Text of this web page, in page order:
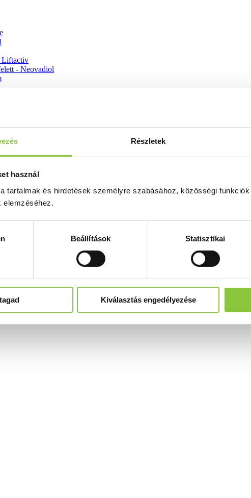
Részletek
használ
tartalmak és hirdetések személyre szabásához, közösségi
elemzéséhez.
Beállítások Statisztikai
Kiválasztás engedélyezése
Liftactiv
- Neovadiol